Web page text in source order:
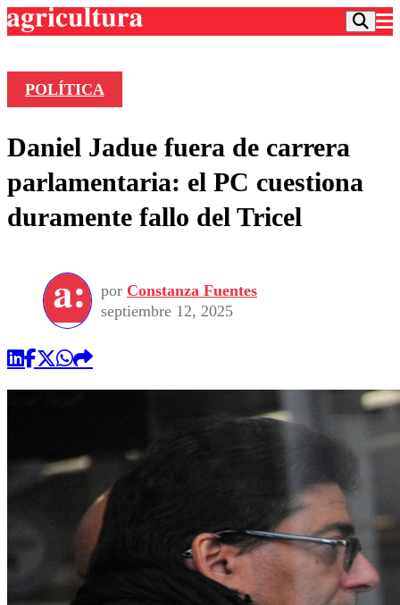
Frecuencias
Agricultura TV
Deportes
Colo Colo
Seleccion Chilena
Torneo Internacional
Universidad de Chile
Entretención
Economía
Internacional
Sustentabilidad
Publicaciones en medios
Opinión
POLÍTICA
Daniel Jadue fuera de carrera
parlamentaria: el PC cuestiona
duramente fallo del Tricel
por Constanza Fuentes
septiembre 12, 2025